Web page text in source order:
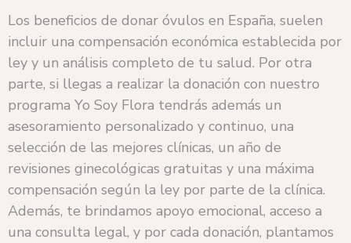
Los beneficios de donar óvulos en España, suelen
incluir una compensación económica establecida por
ley y un análisis completo de tu salud. Por otra
parte, si llegas a realizar la donación con nuestro
programa Yo Soy Flora tendrás además un
asesoramiento personalizado y continuo, una
selección de las mejores clínicas, un año de
revisiones ginecológicas gratuitas y una máxima
compensación según la ley por parte de la clínica.
Además, te brindamos apoyo emocional, acceso a
una consulta legal, y por cada donación, plantamos